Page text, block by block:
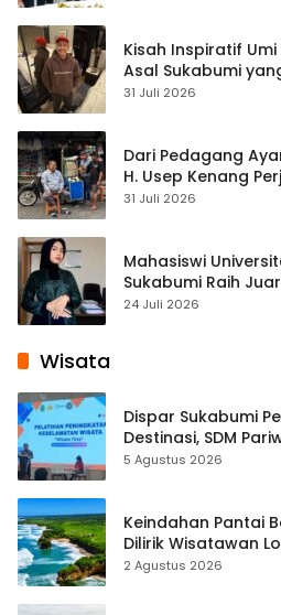
Kisah Inspiratif
Asal Sukabumi
Streaming
31 Juli 2026
Dari Pedagang
H. Usep Kenang
Cisaat
31 Juli 2026
Mahasiswi
Sukabumi Raih
Pembelajaran
24 Juli 2026
Wisata
Dispar Sukabumi
Destinasi, SDM
hingga Teknik
5 Agustus 2026
Keindahan Pantai
Dilirik Wisatawan
2 Agustus 2026